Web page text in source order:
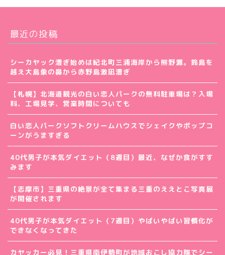
最近の投稿
シーカヤック漕ぎ始めは紀北町三浦海岸から熊野灘。鈴島を
越え大島象の鼻から赤野島激凪漕ぎ
【札幌】北海道観光の白い恋人パークの無料駐車場は？入場
料、工場見学、営業時間についても
白い恋人パークソフトクリームハウスでシェイクやポップコ
ーンがうますぎる
40代男子が本気ダイエット（8週目）最近、なぜか食がすす
みます
【志摩市】三重県の絶景が全て集まる三重のええとこ写真展
が開催されます
40代男子が本気ダイエット（7週目）やばいやばい習慣化が
できなくなってきた
カヤッカー必見！三重県南伊勢町が地域おこし協力隊でシー